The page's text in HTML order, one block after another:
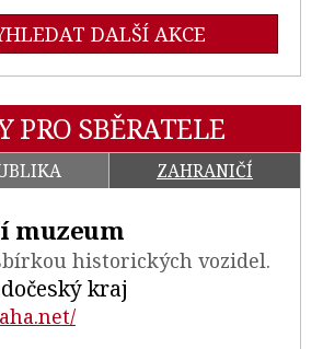
DALŠÍ AKCE
PRO SBĚRATELE
ZAHRANIČÍ
muzeum
historických vozidel.
kraj